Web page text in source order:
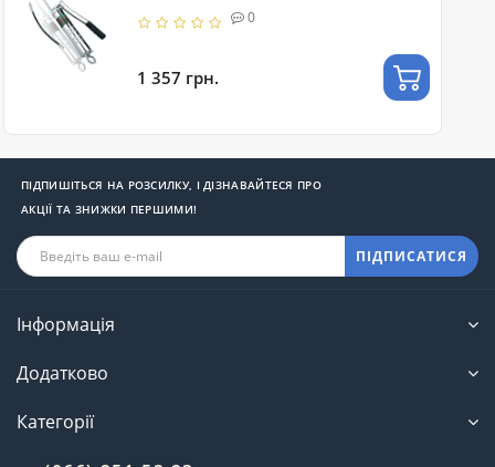
0
1 357 грн.
ПІДПИШІТЬСЯ НА РОЗСИЛКУ, І ДІЗНАВАЙТЕСЯ ПРО
АКЦІЇ ТА ЗНИЖКИ ПЕРШИМИ!
ПІДПИСАТИСЯ
Інформація
Додатково
Категорії